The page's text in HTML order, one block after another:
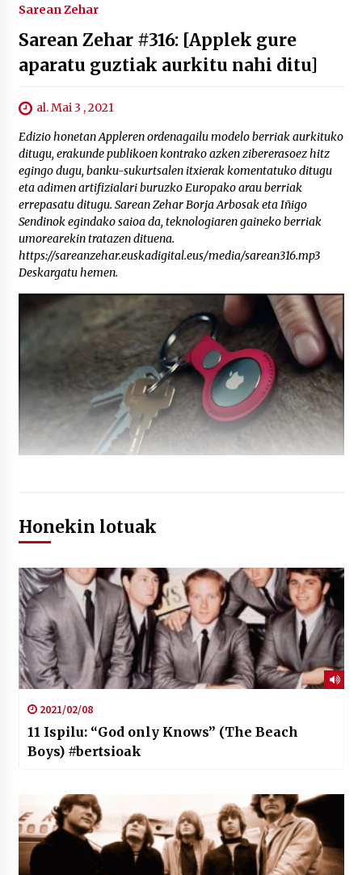
Sarean Zehar
Sarean Zehar #316: [Applek gure
aparatu guztiak aurkitu nahi ditu]
al. Mai 3 , 2021
Edizio honetan Appleren ordenagailu modelo berriak aurkituko
ditugu, erakunde publikoen kontrako azken zibererasoez hitz
egingo dugu, banku-sukurtsalen itxierak komentatuko ditugu
eta adimen artifizialari buruzko Europako arau berriak
errepasatu ditugu. Sarean Zehar Borja Arbosak eta Iñigo
Sendinok egindako saioa da, teknologiaren gaineko berriak
umorearekin tratazen dituena.
https://sareanzehar.euskadigital.eus/media/sarean316.mp3
Deskargatu hemen.
Honekin lotuak
2021/02/08
11 Ispilu: “God only Knows” (The Beach
Boys) #bertsioak